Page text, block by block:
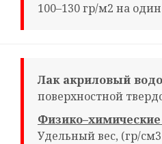
100–130 гр/м2 на
Лак акриловый
поверхностной
Физико–химические
Удельный вес, (гр/см3